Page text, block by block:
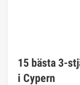
15 bästa 3-
i Cypern